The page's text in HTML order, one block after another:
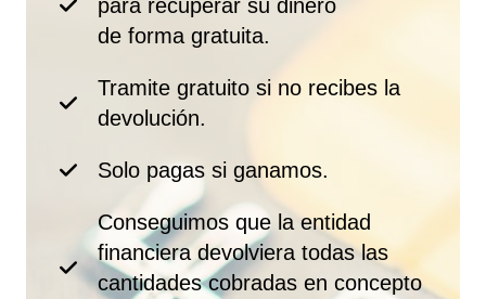
para recuperar su dinero
de forma gratuita.
Tramite gratuito si no recibes la
devolución.
Solo pagas si ganamos.
Conseguimos que la entidad
financiera devolviera todas las
cantidades cobradas en concepto